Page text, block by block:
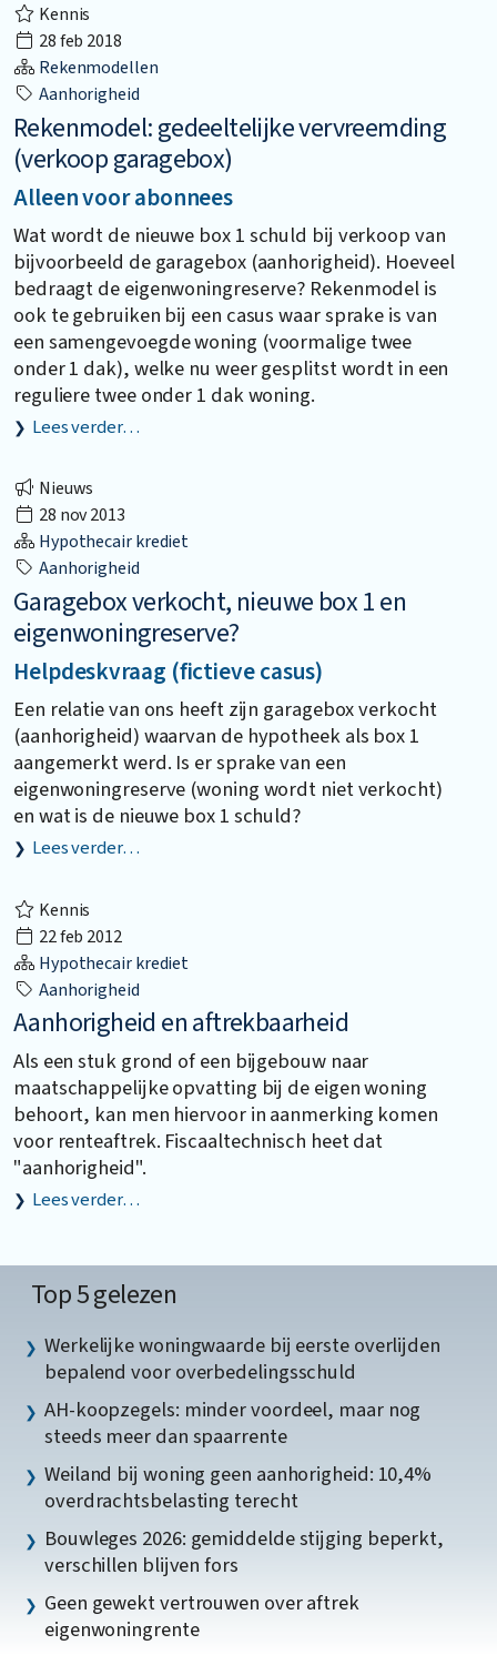
Kennis
28 feb 2018
Rekenmodellen
Aanhorigheid
Rekenmodel: gedeeltelijke vervreemding
(verkoop garagebox)
Alleen voor abonnees
Wat wordt de nieuwe box 1 schuld bij verkoop van
bijvoorbeeld de garagebox (aanhorigheid). Hoeveel
bedraagt de eigenwoningreserve? Rekenmodel is
ook te gebruiken bij een casus waar sprake is van
een samengevoegde woning (voormalige twee
onder 1 dak), welke nu weer gesplitst wordt in een
reguliere twee onder 1 dak woning.
Lees verder…
Nieuws
28 nov 2013
Hypothecair krediet
Aanhorigheid
Garagebox verkocht, nieuwe box 1 en
eigenwoningreserve?
Helpdeskvraag (fictieve casus)
Een relatie van ons heeft zijn garagebox verkocht
(aanhorigheid) waarvan de hypotheek als box 1
aangemerkt werd. Is er sprake van een
eigenwoningreserve (woning wordt niet verkocht)
en wat is de nieuwe box 1 schuld?
Lees verder…
Kennis
22 feb 2012
Hypothecair krediet
Aanhorigheid
Aanhorigheid en aftrekbaarheid
Als een stuk grond of een bijgebouw naar
maatschappelijke opvatting bij de eigen woning
behoort, kan men hiervoor in aanmerking komen
voor renteaftrek. Fiscaaltechnisch heet dat
"aanhorigheid".
Lees verder…
Top 5 gelezen
Werkelijke woningwaarde bij eerste overlijden
bepalend voor overbedelingsschuld
AH-koopzegels: minder voordeel, maar nog
steeds meer dan spaarrente
Weiland bij woning geen aanhorigheid: 10,4%
overdrachtsbelasting terecht
Bouwleges 2026: gemiddelde stijging beperkt,
verschillen blijven fors
Geen gewekt vertrouwen over aftrek
eigenwoningrente